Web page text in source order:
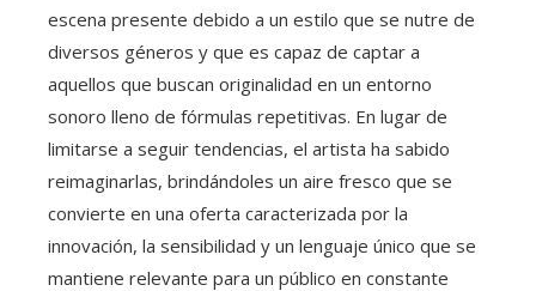
escena presente debido a un estilo que se nutre de
diversos géneros y que es capaz de captar a
aquellos que buscan originalidad en un entorno
sonoro lleno de fórmulas repetitivas. En lugar de
limitarse a seguir tendencias, el artista ha sabido
reimaginarlas, brindándoles un aire fresco que se
convierte en una oferta caracterizada por la
innovación, la sensibilidad y un lenguaje único que se
mantiene relevante para un público en constante